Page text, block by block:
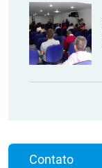
Contato